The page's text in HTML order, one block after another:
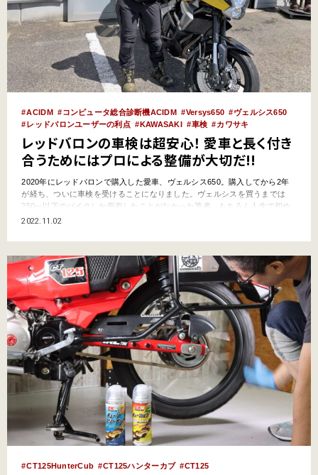
ACIDM コンピュータ総合診断機ACIDM Versys650
ヴェルシス650
レッドバロンユーザーの利点
KAWASAKI 車検 カワサキ
レッドバロンの車検は超安心！ 愛車と長く付き
合うためにはプロによる整備が大切だ!!
2020年にレッドバロンで購入した愛車、ヴェルシス650。購入してから2年
が経ち、ついに車検を受けることになりました。ヴェルシスを買うまでは
250㏄以下のバイクしか所有したことがなかった筆者。もちろん人生で初め
ての車検です。お店に頼むべきか、それともユーザー車検にするべきか。そ
るべく安く済ませる」べきか。悩んだ結果、レッドバロンに…
2022.11.02
CT125HunterCub CT125ハンターカブ CT125